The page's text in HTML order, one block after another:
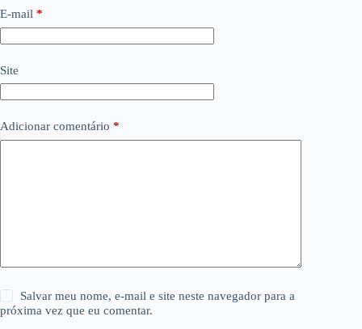
E-mail *
Site
Adicionar comentário *
Salvar meu nome, e-mail e site neste navegador para a
próxima vez que eu comentar.